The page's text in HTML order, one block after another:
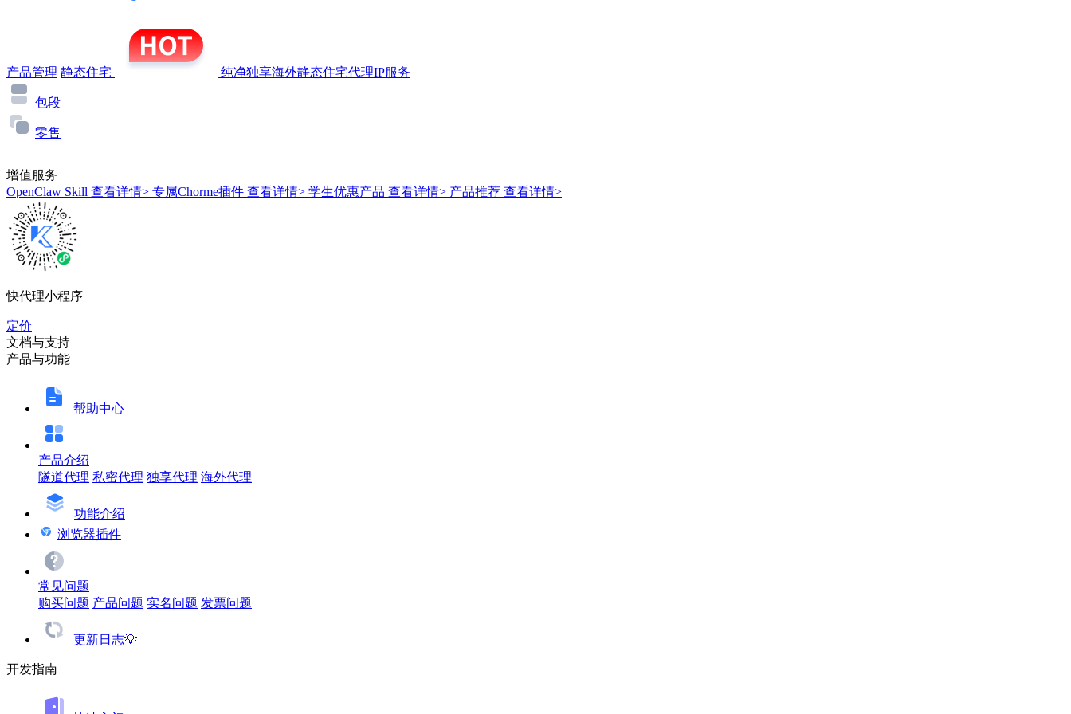
产品管理 静态住宅 纯净独享海外静态住宅代理IP服务
包段
零售
增值服务
OpenClaw Skill 查看详情> 专属Chorme插件 查看详情> 学生优惠产品 查看详情> 产品推荐 查看详情>
快代理小程序
定价
文档与支持
产品与功能
帮助中心
产品介绍
隧道代理 私密代理 独享代理 海外代理
功能介绍
浏览器插件
常见问题
购买问题 产品问题 实名问题 发票问题
更新日志💡
开发指南